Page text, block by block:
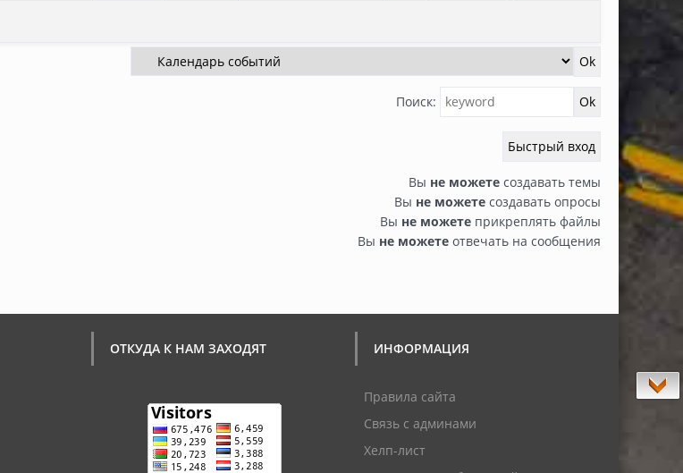
Поиск:
Вы не можете создавать темы
Вы не можете создавать опросы
Вы не можете прикреплять файлы
Вы не можете отвечать на сообщения
ОТКУДА К НАМ ЗАХОДЯТ ИНФОРМАЦИЯ
Правила сайта
Связь с админами
Хелп-лист